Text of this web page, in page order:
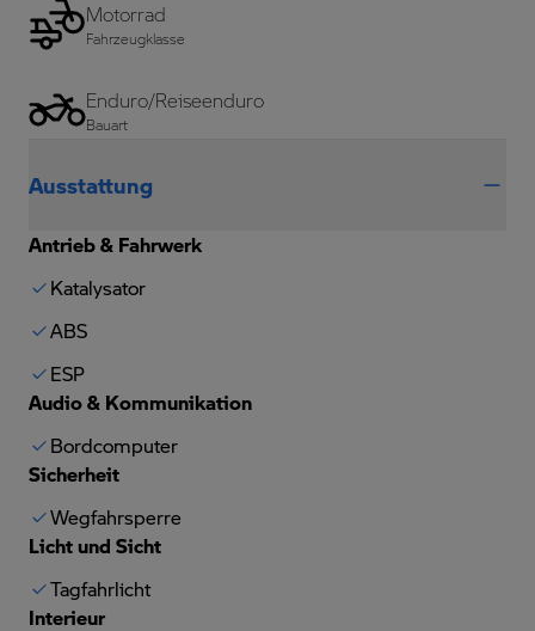
Motorrad
Fahrzeugklasse
Enduro/Reiseenduro
Bauart
Ausstattung
Antrieb & Fahrwerk
Katalysator
ABS
ESP
Audio & Kommunikation
Bordcomputer
Sicherheit
Wegfahrsperre
Licht und Sicht
Tagfahrlicht
Interieur